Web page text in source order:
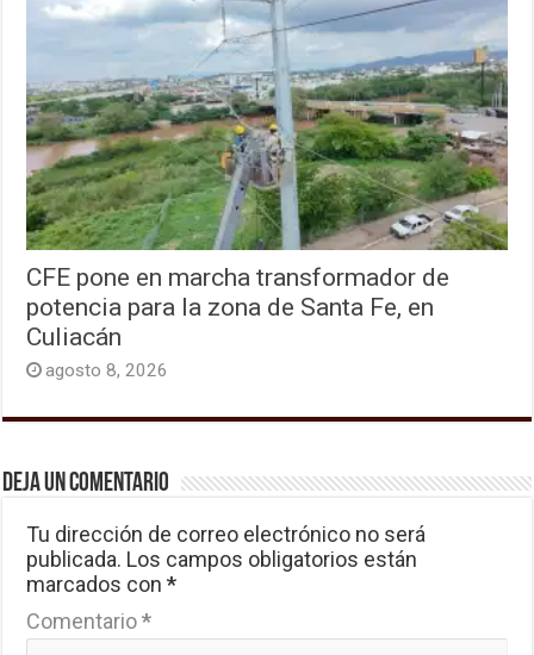
CFE pone en marcha transformador de
potencia para la zona de Santa Fe, en
Culiacán
agosto 8, 2026
Deja un comentario
Tu dirección de correo electrónico no será
publicada. Los campos obligatorios están
marcados con*
Comentario*